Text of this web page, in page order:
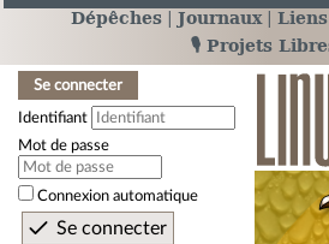
Dépêches Journaux Liens
🎙️ Projets
Se connecter
Identifiant
Mot de passe
Connexion automatique